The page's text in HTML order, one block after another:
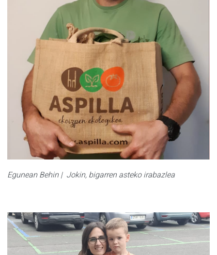
Egunean Behin | Jokin, bigarren asteko irabazlea